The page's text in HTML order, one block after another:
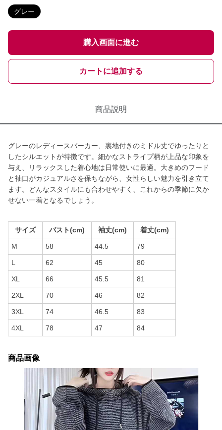
グレー
購入画面に進む
カートに追加する
商品説明
グレーのレディースパーカー、裏地付きのミドル丈でゆったりと
したシルエットが特徴です。細かなストライプ柄が上品な印象を
与え、リラックスした着心地は日常使いに最適。大きめのフード
と袖口がカジュアルさを保ちながら、女性らしい魅力を引き立て
ます。どんなスタイルにも合わせやすく、これからの季節に欠か
せない一着となるでしょう。
サイズ バスト(cm) 袖丈(cm) 着丈(cm)
M 58 44.5 79
L 62 45 80
XL 66 45.5 81
2XL 70 46 82
3XL 74 46.5 83
4XL 78 47 84
商品画像